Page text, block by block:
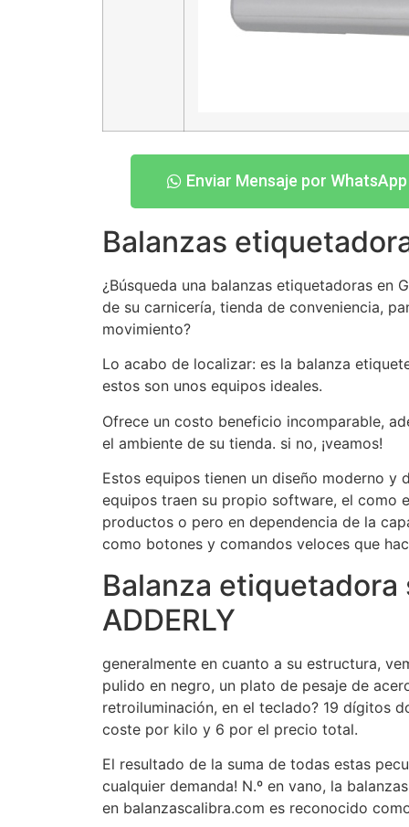
Enviar Mensaje por WhatsApp
Balanzas
¿Búsqueda una balanzas etiquetadoras en
de su carnicería, tienda de conveniencia,
movimiento?
Lo acabo de localizar: es la balanza
estos son unos equipos ideales.
Ofrece un costo beneficio incomparable,
el ambiente de su tienda. si no, ¡veamos!
Estos equipos tienen un diseño moderno y
equipos traen su propio software, el como
productos o pero en dependencia de la
como botones y comandos veloces que
Balanza etiquetadora
ADDERLY
generalmente en cuanto a su estructura,
pulido en negro, un plato de pesaje de
retroiluminación, en el teclado? 19 dígitos
coste por kilo y 6 por el precio total.
El resultado de la suma de todas estas
cualquier demanda! N.º en vano, la
en balanzascalibra.com es reconocido